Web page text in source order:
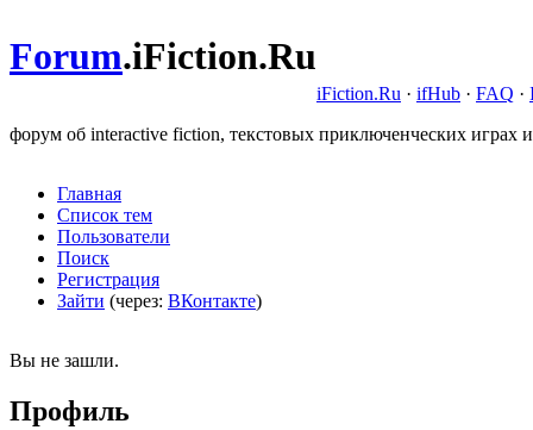
Forum.iFiction.Ru
iFiction.Ru · ifHub · FAQ ·
форум об interactive fiction, текстовых приключенческих играх
Главная
Список тем
Пользователи
Поиск
Регистрация
Зайти (через: ВКонтакте)
Вы не зашли.
Профиль